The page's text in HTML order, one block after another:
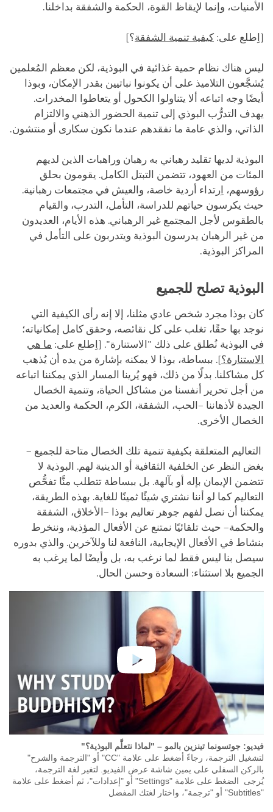
الأمنيات، وإنما لإيقاظ القوة، الحكمة والشفقة بداخلنا.
[اِطلع على: كيفية تنمية الشفقة؟]
ليس هناك نظام حمية غذائية في البوذية، لكن معظم المُعلمين
يُشجَّعون التلاميذ على أن يكونوا نباتيين بقدر الإمكان، وبوذا
أيضًا وجه اتباعه ألا يتناولوا الكحول أو يتعاطوا المخدرات.
يهدف التدرُّب البوذي إلى تنمية الحضور الذهني والالتزام
الذاتي، والذي عامة ما نفقدهم عندما نكون سكارى أو منتشون.
البوذية لديها تقليد رهباني به رهبان وراهبات الذين لديهم
المئات من العهود، تتضمن التبتل الكامل. يقومون بحلق
رؤوسهم، اِرتداء أردية خاصة، والعيش في مجتمعات رهبانية.
حيث يكرسون حياتهم للدراسة، التأمل، التدرب، والقيام
بالطقوس لأجل المجتمع غير الرهباني. هذه الأيام، العديدون
من غير الرهبان يدرسون البوذية ويتدربون على التأمل في
المراكز البوذية.
البوذية تصلح للجميع
كان بوذا مجرد شخص عادي مثلنا، إلا إنه رأى الكيفية التي
نوجد بها حقًا، تغلب على كل نقائصه، وحقق كامل إمكانياته؛
في البوذية نُطلق على ذلك "الاستنارة". [اِطلع على: ما هي
اﻻستنارة؟]. ببساطة، بوذا لا يمكنه بإشارة من يده أن يُذهب
كل مشاكلنا. بدلًا من ذلك، فهو يُرينا المسار الذي يمكننا اتباعه
من أجل تحرير أنفسنا من مشاكل الحياة، وتنمية الخصال
الجيدة لأذهاننا –الحب، الشفقة، الكرم، الحكمة والعديد من
الخصال الأخرى.
التعاليم المتعلقة بكيفية تنمية تلك الخصال متاحة للجميع –
بغض النظر عن الخلفية الثقافية أو الدينية لهم. البوذية لا
تتضمن الإيمان بإله أو بآلهة. بل ببساطة تتطلب منَّا تفحُّص
التعاليم كما لو أننا نشتري شيئًا ثمينًا للغاية. بهذه الطريقة،
يمكننا أن نصل لفهم جوهر تعاليم بوذا –الأخلاق، الشفقة
والحكمة– حيث تلقائيًا نمتنع عن الأفعال المؤذية، وننخرط
بنشاط في الأفعال الإيجابية، النافعة لنا وللآخرين. والذي بدوره
سيصل بنا ليس فقط لما نرغب به، بل وأيضًا لما يرغب به
الجميع بلا استثناء: السعادة وحسن الحال.
فيديو: جوتسونما تينزين بالمو – "لماذا نتعلَّم البوذية؟"
لتشغيل الترجمة، رجاءً أضغط على علامة "CC" أو "الترجمة والشرح"
بالركن السفلي على يمين شاشة عرض الفيديو. لتغير لغة الترجمة،
يُرجى الضغط على علامة "Settings" أو "إعدادات"، ثم أضغط على علامة
"Subtitles" أو "ترجمة"، واختار لغتك المفضل